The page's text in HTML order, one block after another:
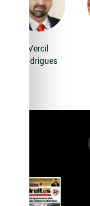
Vercil
Rodrigues